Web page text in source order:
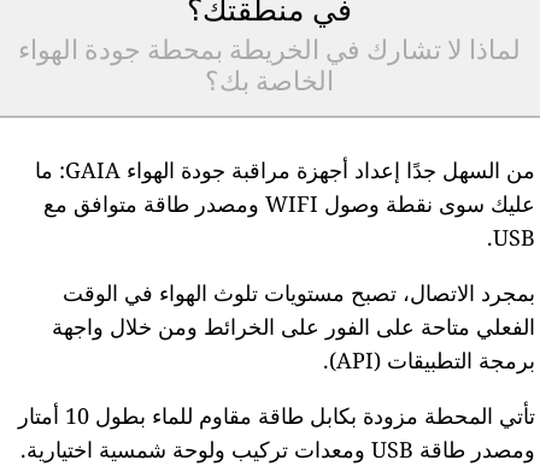
في منطقتك؟
لماذا لا تشارك في الخريطة بمحطة جودة الهواء
الخاصة بك؟
من السهل جدًا إعداد أجهزة مراقبة جودة الهواء GAIA: ما
عليك سوى نقطة وصول WIFI ومصدر طاقة متوافق مع
USB.
بمجرد الاتصال، تصبح مستويات تلوث الهواء في الوقت
الفعلي متاحة على الفور على الخرائط ومن خلال واجهة
برمجة التطبيقات (API).
تأتي المحطة مزودة بكابل طاقة مقاوم للماء بطول 10 أمتار
ومصدر طاقة USB ومعدات تركيب ولوحة شمسية اختيارية.